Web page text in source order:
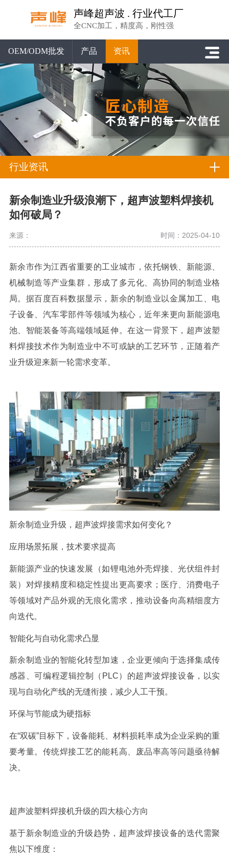
声峰超声波 . 行业代工厂
全CNC加工，精度高，刚性强
OEM/ODM批发 产品 资讯
行业资讯
新余制造业升级浪潮下，超声波塑料焊接机
如何破局？
来源： 时间：2025-04-10
新余市作为江西省重要的工业城市，依托钢铁、新能源、
机械制造等产业集群，形成了多元化、高协同的制造业格
局。据百度百科数据显示，新余的制造业以金属加工、电
子设备、汽车零部件等领域为核心，近年来更向新能源电
池、智能装备等高端领域延伸。在这一背景下， 超声波塑
料焊接技术作为制造业中不可或缺的工艺环节，正随着产
业升级迎来新一轮需求变革。
新余制造业升级，超声波焊接需求如何变化？
应用场景拓展，技术要求提高
新能源产业的快速发展（如锂电池外壳焊接、光伏组件封
装）对焊接精度和稳定性提出更高要求；医疗、消费电子
等领域对产品外观的无痕化需求，推动设备向高精细度方
向迭代。
智能化与自动化需求凸显
新余制造业的智能化转型加速，企业更倾向于选择集成传
感器、可编程逻辑控制（ PLC）的超声波焊接设备，以实
现与自动化产线的无缝衔接，减少人工干预。
环保与节能成为硬指标
在“双碳”目标下，设备能耗、材料损耗率成为企业采购的重
要考量。传统焊接工艺的能耗高、废品率高等问题亟待解
决。
超声波塑料焊接机升级的四大核心方向
基于新余制造业的升级趋势，超声波焊接设备的迭代需聚
焦以下维度：